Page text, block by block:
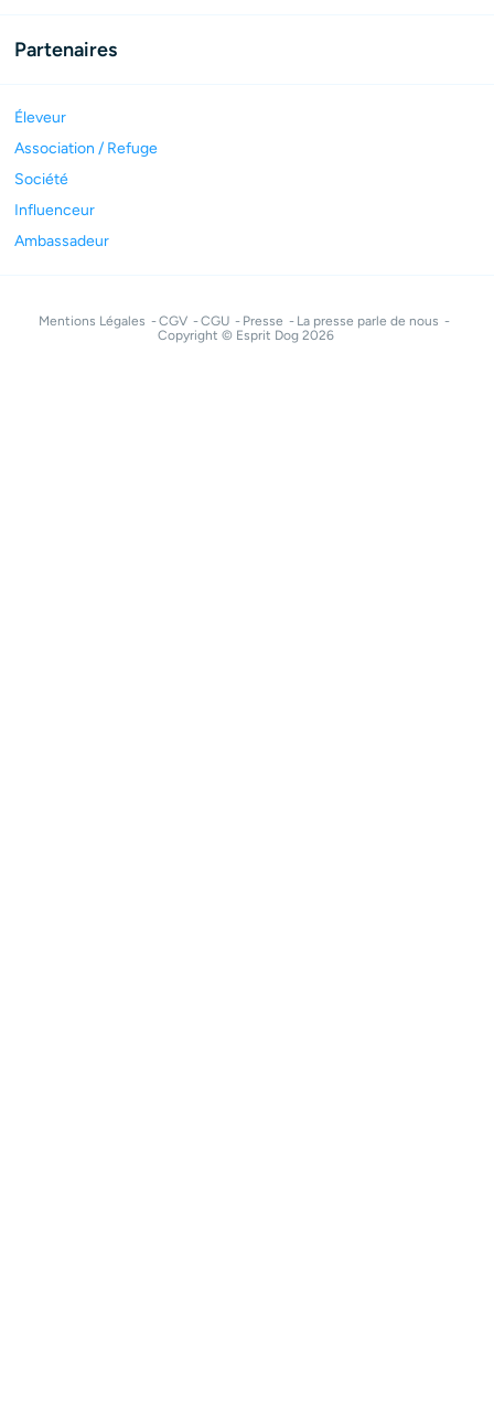
Partenaires
Éleveur
Association / Refuge
Société
Influenceur
Ambassadeur
Mentions Légales CGV CGU Presse
La presse parle de nous
Copyright © Esprit Dog 2026